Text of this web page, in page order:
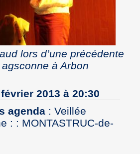
lors d’une précédente
à Arbon
2013 à 20:30
agenda: Veillée
: : MONTASTRUC-de-